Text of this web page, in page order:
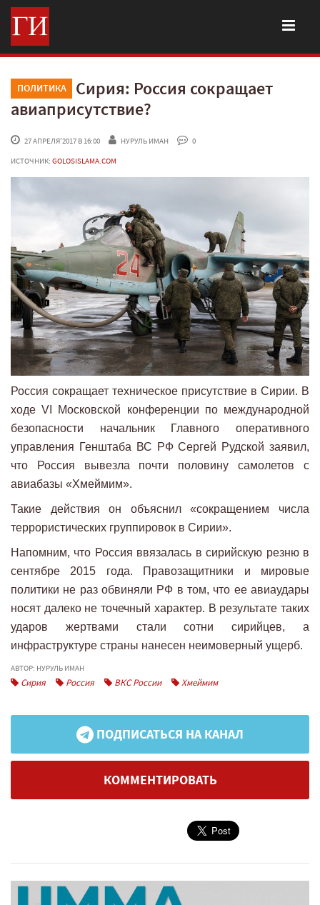
ПОЛИТИКА
Сирия: Россия сокращает
авиаприсутствие?
27 АПРЕЛЯ'2017 В 16:00 НУРУЛЬ ИМАН
0
ИСТОЧНИК: GOLOSISLAMA.COM
Россия сокращает техническое присутствие в Сирии. В
ходе VI Московской конференции по международной
безопасности начальник Главного оперативного
управления Генштаба ВС РФ Сергей Рудской заявил,
что Россия вывезла почти половину самолетов с
авиабазы «Хмеймим».
Такие действия он объяснил «сокращением числа
террористических группировок в Сирии».
Напомним, что Россия ввязалась в сирийскую резню в
сентябре 2015 года. Правозащитники и мировые
политики не раз обвиняли РФ в том, что ее авиаудары
носят далеко не точечный характер. В результате таких
ударов жертвами стали сотни сирийцев, а
инфраструктуре страны нанесен неимоверный ущерб.
АВТОР: НУРУЛЬ ИМАН
Сирия Россия ВКС России Хмеймим
ПОДПИСАТЬСЯ НА КАНАЛ
КОММЕНТИРОВАТЬ